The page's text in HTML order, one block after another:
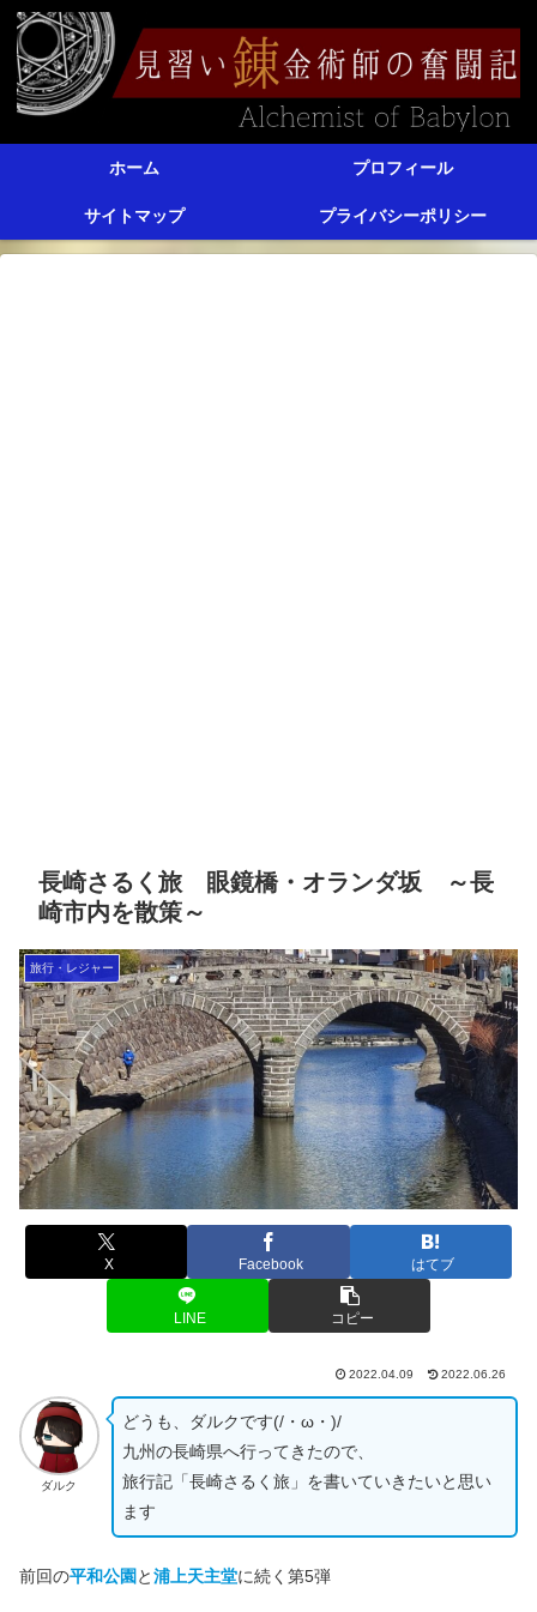
ホーム プロフィール
サイトマップ プライバシーポリシー
長崎さるく旅 眼鏡橋・オランダ坂 ～長
崎市内を散策～
旅行・レジャー
X Facebook はてブ
LINE コピー
2022.04.09 2022.06.26
ダルク
どうも、ダルクです(/・ω・)/
九州の長崎県へ行ってきたので、
旅行記「長崎さるく旅」を書いていきたいと思い
ます
前回の平和公園と浦上天主堂に続く第5弾